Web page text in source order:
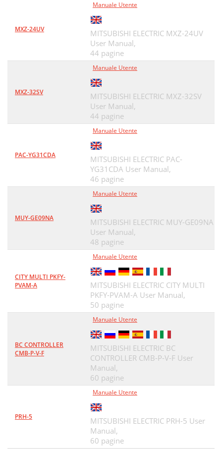
MXZ-24UV
Manuale Utente
MITSUBISHI ELECTRIC MXZ-24UV
User Manual,
44 pagine
MXZ-32SV
Manuale Utente
MITSUBISHI ELECTRIC MXZ-32SV
User Manual,
44 pagine
PAC-YG31CDA
Manuale Utente
MITSUBISHI ELECTRIC PAC-
YG31CDA User Manual,
46 pagine
MUY-GE09NA
Manuale Utente
MITSUBISHI ELECTRIC MUY-GE09NA
User Manual,
48 pagine
CITY MULTI PKFY-
PVAM-A
Manuale Utente
MITSUBISHI ELECTRIC CITY MULTI
PKFY-PVAM-A User Manual,
50 pagine
BC CONTROLLER
CMB-P-V-F
Manuale Utente
MITSUBISHI ELECTRIC BC
CONTROLLER CMB-P-V-F User
Manual,
60 pagine
PRH-5
Manuale Utente
MITSUBISHI ELECTRIC PRH-5 User
Manual,
60 pagine